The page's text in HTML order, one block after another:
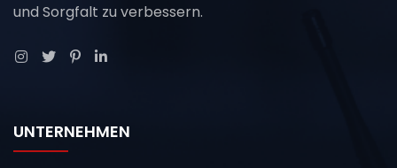
und Sorgfalt zu verbessern.
UNTERNEHMEN